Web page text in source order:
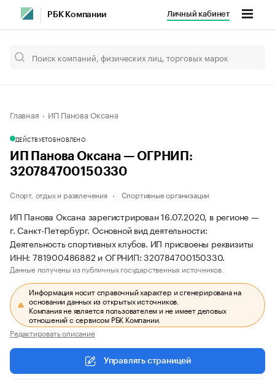
РБК Компании Личный кабинет
Главная ИП Панова Оксана
ДЕЙСТВУЕТОБНОВЛЕНО
ИП Панова Оксана — ОГРНИП:
320784700150330
Спорт, отдых и развлечения Спортивные организации
ИП Панова Оксана зарегистрирован 16.07.2020, в регионе —
г. Санкт-Петербург. Основной вид деятельности:
Деятельность спортивных клубов. ИП присвоены реквизиты
ИНН: 781900486882 и ОГРНИП: 320784700150330.
Данные получены из публичных государственных источников.
Информация носит справочный характер и сгенерирована на
основании данных из открытых источников.
Компания не является пользователем и не имеет деловых
отношений с сервисом РБК Компании.
Редактировать описание
Управлять страницей